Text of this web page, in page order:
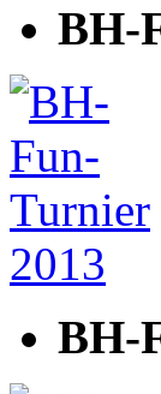
BH-
BH-